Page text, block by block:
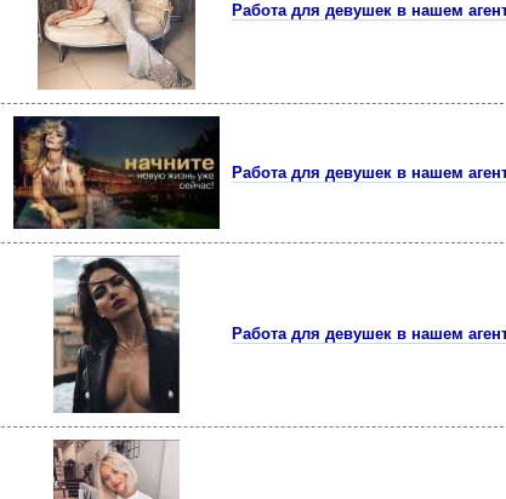
Работа для девушек в нашем
Работа для девушек в нашем
Работа для девушек в нашем